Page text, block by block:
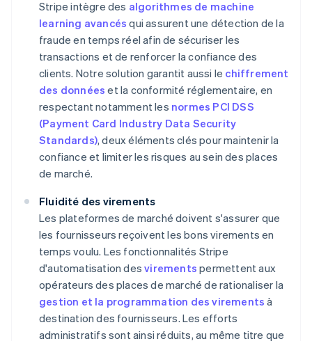
Stripe intègre des algorithmes de machine
learning avancés qui assurent une détection de la
fraude en temps réel afin de sécuriser les
transactions et de renforcer la confiance des
clients. Notre solution garantit aussi le chiffrement
des données et la conformité réglementaire, en
respectant notamment les normes PCI DSS
(Payment Card Industry Data Security
Standards), deux éléments clés pour maintenir la
confiance et limiter les risques au sein des places
de marché.
Fluidité des virements
Les plateformes de marché doivent s'assurer que
les fournisseurs reçoivent les bons virements en
temps voulu. Les fonctionnalités Stripe
d'automatisation desvirements permettent aux
opérateurs des places de marché de rationaliser la
gestion et la programmation des virements à
destination des fournisseurs. Les efforts
administratifs sont ainsi réduits, au même titre que